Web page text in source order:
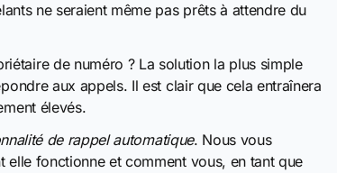
ne seraient même pas prêts à attendre du
de numéro ? La solution la plus simple
aux appels. Il est clair que cela entraînera
élevés.
de rappel automatique. Nous vous
elle fonctionne et comment vous, en tant que